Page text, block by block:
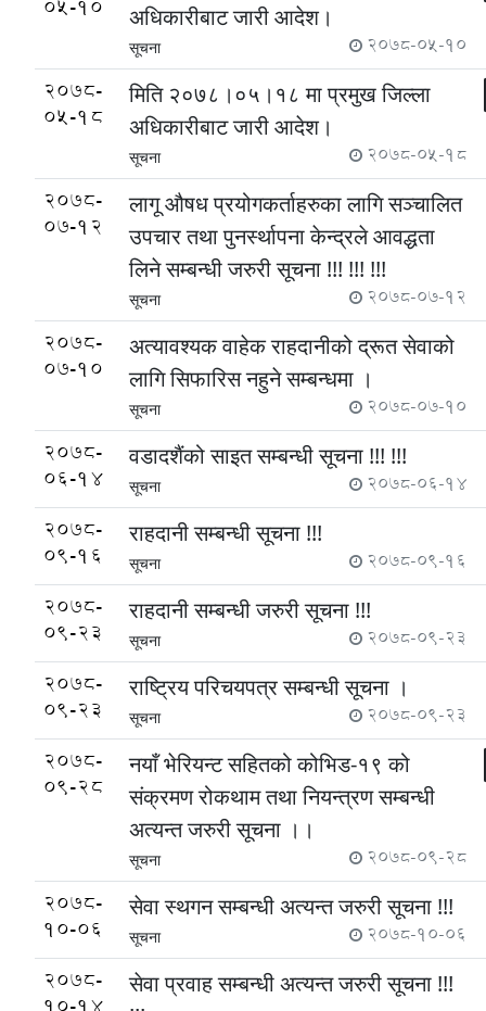
05-10
अधिकारीबाट जारी आदेश।
सूचना 2078-05-10
2078-
05-18
मिति २०७८।०५।१८ मा प्रमुख जिल्ला
अधिकारीबाट जारी आदेश।
सूचना 2078-05-18
2078-
07-12
लागू ‌‌‍औषध प्रयोगकर्ताहरुका लागि सञ्चालित
उपचार तथा पुनर्स्थापना केन्द्रले आवद्धता
लिने सम्बन्धी जरुरी सूचना !!! !!! !!!
सूचना 2078-07-12
2078-
07-10
अत्यावश्यक वाहेक राहदानीको द्रूत सेवाको
लागि सिफारिस नहुने सम्बन्धमा ।
सूचना 2078-07-10
2078-
06-14
वडादशैंको साइत सम्बन्धी सूचना !!! !!!
सूचना 2078-06-14
2078-
09-16
राहदानी सम्बन्धी सूचना !!!
सूचना 2078-09-16
2078-
09-23
राहदानी सम्बन्धी जरुरी सूचना !!!
सूचना 2078-09-23
2078-
09-23
राष्ट्रिय परिचयपत्र सम्बन्धी सूचना ।
सूचना 2078-09-23
2078-
09-28
नयाँ भेरियन्ट सहितको कोभिड-१९ को
संक्रमण रोकथाम तथा नियन्त्रण सम्बन्धी
अत्यन्त जरुरी सूचना ।।
सूचना 2078-09-28
2078-
10-06
सेवा स्थगन सम्बन्धी अत्यन्त जरुरी सूचना !!!
सूचना 2078-10-06
2078-
सेवा प्रवाह सम्बन्धी अत्यन्त जरुरी सूचना !!!